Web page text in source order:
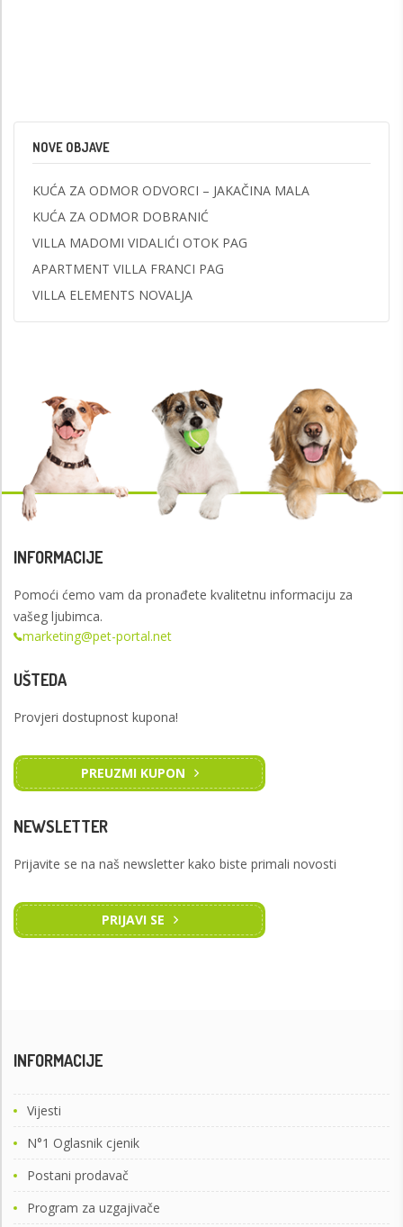
NOVE OBJAVE
KUĆA ZA ODMOR ODVORCI – JAKAČINA MALA
KUĆA ZA ODMOR DOBRANIĆ
VILLA MADOMI VIDALIĆI OTOK PAG
APARTMENT VILLA FRANCI PAG
VILLA ELEMENTS NOVALJA
INFORMACIJE
Pomoći ćemo vam da pronađete kvalitetnu informaciju za
vašeg ljubimca.
marketing@pet-portal.net
UŠTEDA
Provjeri dostupnost kupona!
PREUZMI KUPON
NEWSLETTER
Prijavite se na naš newsletter kako biste primali novosti
PRIJAVI SE
INFORMACIJE
Vijesti
N°1 Oglasnik cjenik
Postani prodavač
Program za uzgajivače